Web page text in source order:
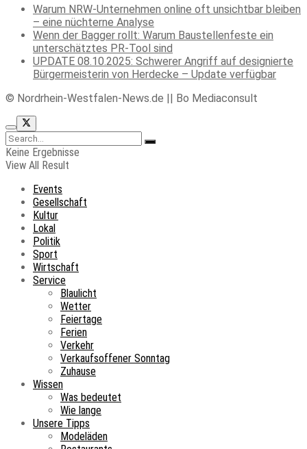
Warum NRW-Unternehmen online oft unsichtbar bleiben
– eine nüchterne Analyse
Wenn der Bagger rollt: Warum Baustellenfeste ein
unterschätztes PR-Tool sind
UPDATE 08.10.2025: Schwerer Angriff auf designierte
Bürgermeisterin von Herdecke – Update verfügbar
© Nordrhein-Westfalen-News.de || Bo Mediaconsult
Keine Ergebnisse
View All Result
Events
Gesellschaft
Kultur
Lokal
Politik
Sport
Wirtschaft
Service
Blaulicht
Wetter
Feiertage
Ferien
Verkehr
Verkaufsoffener Sonntag
Zuhause
Wissen
Was bedeutet
Wie lange
Unsere Tipps
Modeläden